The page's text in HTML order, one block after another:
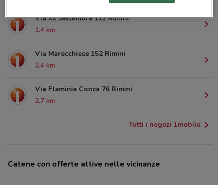
Via Xx Settembre 112 Rimini
1.4 km
Via Marecchiese 152 Rimini
2.4 km
Via Flaminia Conca 76 Rimini
2.7 km
Tutti i negozi 1mobile
Catene con offerte attive nelle vicinanze